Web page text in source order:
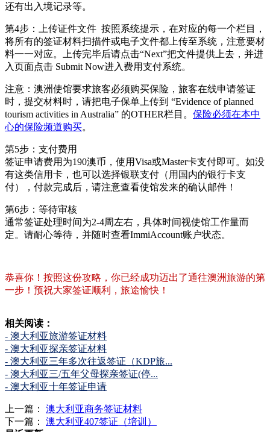
还有出入境记录等。
第4步：上传证件文件 按照系统提示，在对应的每一个栏目，
将所有的签证材料扫描件或电子文件都上传至系统，注意要材
料一一对应。上传完毕后请点击“Next”把文件提供上去，并进
入页面点击 Submit Now进入费用支付系统。
注意：澳洲使馆要求旅客必须购买保险，旅客在线申请签证
时，提交材料时，请把电子保单上传到 “Evidence of planned
tourism activities in Australia” 的OTHER栏目。 保险必须在本中
心的保险频道购买。
第5步：支付费用
签证申请费用为190澳币，使用Visa或Master卡支付即可。如没
有这类信用卡，也可以选择银联支付（用国内的银行卡支
付），付款完成后，请注意查看使馆发来的确认邮件！
第6步：等待审核
通常签证处理时间为2-4周左右，具体时间视使馆工作量而
定。请耐心等待，并随时查看ImmiAccount账户状态。
恭喜你！按照这份攻略，你已经成功迈出了通往澳洲旅游的第
一步！预祝大家签证顺利，旅途愉快！
相关阅读：
- 澳大利亚旅游签证材料
- 澳大利亚探亲签证材料
- 澳大利亚三年多次往返签证（KDP旅...
- 澳大利亚三/五年父母探亲签证(停...
- 澳大利亚十年签证申请
上一篇： 澳大利亚商务签证材料
下一篇： 澳大利亚407签证（培训）